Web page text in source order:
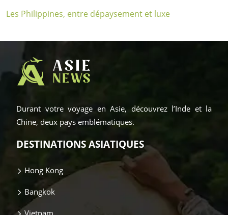
Les Philippines, entre dépaysement et luxe
Durant votre voyage en Asie, découvrez l’Inde et la
Chine, deux pays emblématiques.
DESTINATIONS ASIATIQUES
Hong Kong
Bangkok
Vietnam